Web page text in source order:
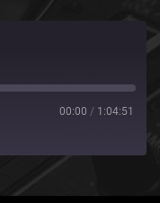
00:00 / 1:04:51